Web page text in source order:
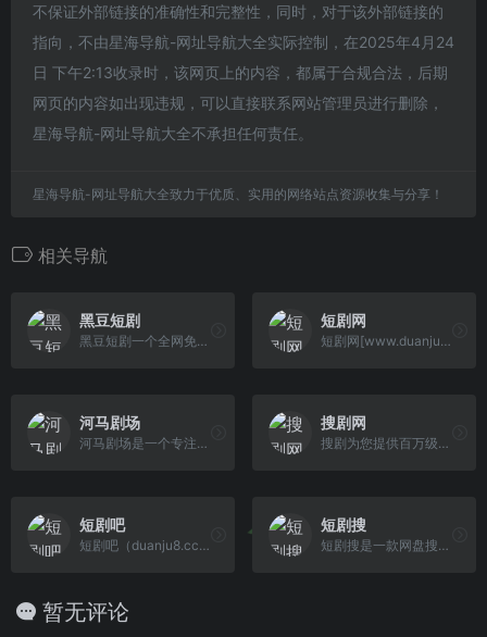
不保证外部链接的准确性和完整性，同时，对于该外部链接的
指向，不由星海导航-网址导航大全实际控制，在2025年4月24
日 下午2:13收录时，该网页上的内容，都属于合规合法，后期
网页的内容如出现违规，可以直接联系网站管理员进行删除，
星海导航-网址导航大全不承担任何责任。
星海导航-网址导航大全致力于优质、实用的网络站点资源收集与分享！
相关导航
黑豆短剧
黑豆短剧一个全网免费短剧合集，网盘在线观看下载的平台
短剧网
短剧网[www.duanju001.com]提供最全的最新网络短剧,热门短剧,重生短剧,家庭短剧,逆袭短剧,穿越短剧,都市短剧,古装短剧,爽文短剧
河马剧场
河马剧场是一个专注于提供高质量短剧的平台。平台汇集了各种类型好看的短剧，包括微短剧、网络短剧、搞笑短剧等，可以通过河马剧场官网下载河马剧场app，观看河马短剧。加入河马剧场，让我们一起享受戏剧的魅力吧！
搜剧网
搜剧为您提供百万级影视资源的免费分享，专注于打造顶尖的影视搜索引擎，让您畅享影视资源无忧。
短剧吧
短剧吧（duanju8.cc）收集全网最新短剧，最爽最好看的爽文短剧，短剧大全提供免费在线播放服务！
短剧搜
短剧搜是一款网盘搜索工具，支持百度网盘、阿里云盘、夸克云盘等网盘资源的全文检索，短剧搜索，影视搜索。
暂无评论